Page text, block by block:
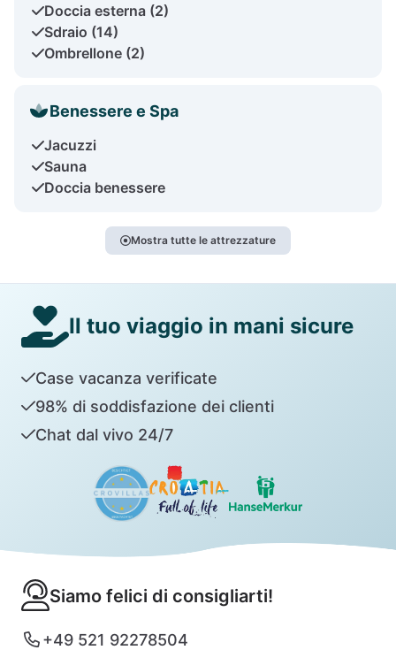
Doccia esterna (2)
Sdraio (14)
Ombrellone (2)
Benessere e Spa
Jacuzzi
Sauna
Doccia benessere
Mostra tutte le attrezzature
Il tuo viaggio in mani sicure
Case vacanza verificate
98% di soddisfazione dei clienti
Chat dal vivo 24/7
Siamo felici di consigliarti!
+49 521 92278504